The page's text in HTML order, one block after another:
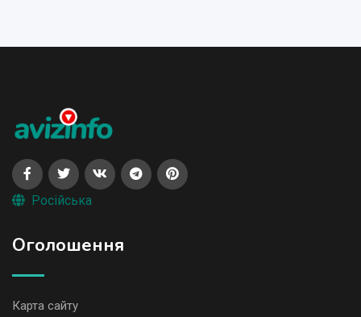
Російська
Оголошення
Карта сайту